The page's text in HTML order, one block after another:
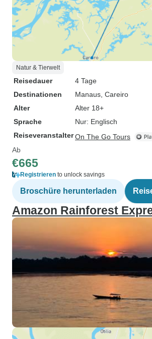
Natur & Tierwelt
Reisedauer
4 Tage
Destinationen
Manaus , Careiro
Alter
Alter 18+
Sprache
Nur: Englisch
ReiseveranstalterOn The Go Tours
Ab
€665
Registrieren to unlock savings
Broschüre herunterladen
Amazon Rainforest